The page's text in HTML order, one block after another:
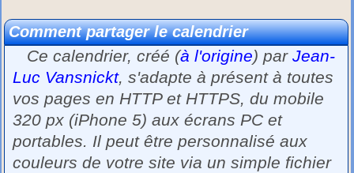
Comment partager le calendrier
Ce calendrier, créé (à l'origine) parJean-
Luc Vansnickt, s'adapte à présent à toutes
vos pages en HTTP et HTTPS, du mobile
320 px (iPhone 5) aux écrans PC et
portables. Il peut être personnalisé aux
couleurs de votre site via un simple fichier